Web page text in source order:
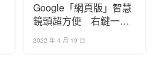
Google「網頁版」智慧
鏡頭超方便 右鍵一秒
就可找資料
2022 年 4 月 19 日